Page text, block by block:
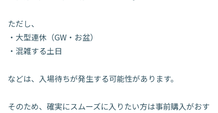
ただし、
・大型連休（GW・お盆）
・混雑する土日
などは、入場待ちが発生する可能性があります。
そのため、確実にスムーズに入りたい方は事前購入がおす